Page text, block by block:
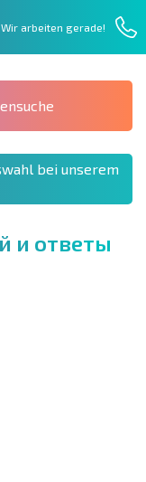
Wir arbeiten gerade!
bei unserem
й и ответы